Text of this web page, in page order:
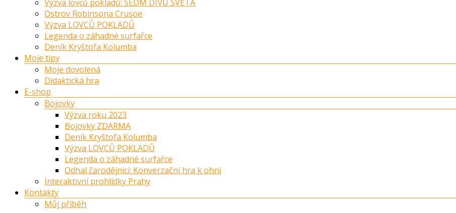
Výzva lovců pokladů: SEDM DIVŮ SVĚTA
Ostrov Robinsona Crusoe
Výzva LOVCŮ POKLADŮ
Legenda o záhadné surfařce
Deník Kryštofa Kolumba
Moje tipy
Moje dovolená
Didaktická hra
E-shop
Bojovky
Výzva roku 2023
Bojovky ZDARMA
Deník Kryštofa Kolumba
Výzva LOVCŮ POKLADŮ
Legenda o záhadné surfařce
Odhal čarodějnici: Konverzační hra k ohni
Interaktivní prohlídky Prahy
Kontakty
Můj příběh